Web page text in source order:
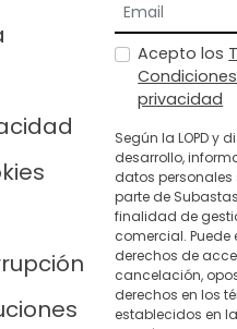
Acepto los
Condiciones
privacidad
Según la LOPD y
desarrollo,
datos
parte de
finalidad de
comercial. Puede
derechos de
cancelación,
derechos en los
establecidos en